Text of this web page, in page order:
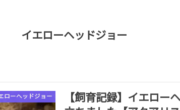
イエローヘッドジョー
ローヘッドジョー
【飼育記録】イエロー